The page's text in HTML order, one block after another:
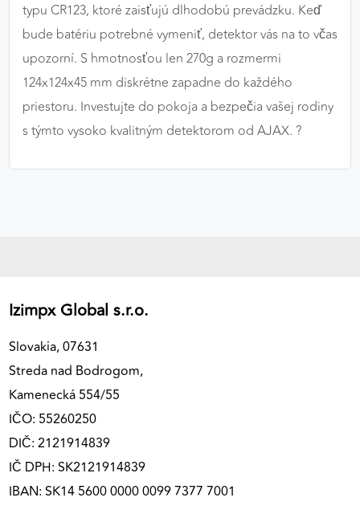
typu CR123, ktoré zaisťujú dlhodobú prevádzku. Keď
bude batériu potrebné vymeniť, detektor vás na to včas
upozorní. S hmotnosťou len 270g a rozmermi
124x124x45 mm diskrétne zapadne do každého
priestoru. Investujte do pokoja a bezpečia vašej rodiny
s týmto vysoko kvalitným detektorom od AJAX. ?️
Izimpx Global s.r.o.
Slovakia, 07631
Streda nad Bodrogom,
Kamenecká 554/55
IČO: 55260250
DIČ: 2121914839
IČ DPH: SK2121914839
IBAN: SK14 5600 0000 0099 7377 7001